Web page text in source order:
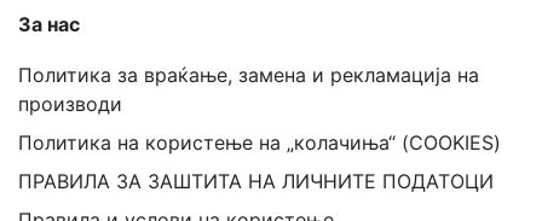
За нас
Политика за враќање, замена и рекламација на
производи
Политика на користење на „колачиња“ (COOKIES)
ПРАВИЛА ЗА ЗАШТИТА НА ЛИЧНИТЕ ПОДАТОЦИ